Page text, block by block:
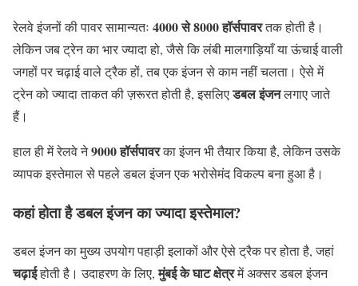
रेलवे इंजनों की पावर सामान्यतः 4000 से 8000 हॉर्सपावरतक होती है।
लेकिन जब ट्रेन का भार ज्यादा हो, जैसे कि लंबी मालगाड़ियाँ या ऊंचाई वाली
जगहों पर चढ़ाई वाले ट्रैक हों, तब एक इंजन से काम नहीं चलता। ऐसे में
ट्रेन को ज्यादा ताकत की ज़रूरत होती है, इसलिएडबल इंजनलगाए जाते
हैं।
हाल ही में रेलवे ने9000 हॉर्सपावरका इंजन भी तैयार किया है, लेकिन उसके
व्यापक इस्तेमाल से पहले डबल इंजन एक भरोसेमंद विकल्प बना हुआ है।
कहां होता है डबल इंजन का ज्यादा इस्तेमाल?
डबल इंजन का मुख्य उपयोग पहाड़ी इलाकों और ऐसे ट्रैक पर होता है, जहां
चढ़ाईहोती है। उदाहरण के लिए,मुंबई के घाट क्षेत्रमें अक्सर डबल इंजन